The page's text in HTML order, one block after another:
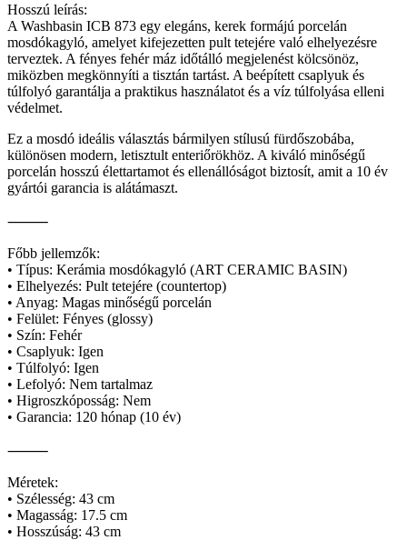
Hosszú leírás:
A Washbasin ICB 873 egy elegáns, kerek formájú porcelán
mosdókagyló, amelyet kifejezetten pult tetejére való elhelyezésre
terveztek. A fényes fehér máz időtálló megjelenést kölcsönöz,
miközben megkönnyíti a tisztán tartást. A beépített csaplyuk és
túlfolyó garantálja a praktikus használatot és a víz túlfolyása elleni
védelmet.
Ez a mosdó ideális választás bármilyen stílusú fürdőszobába,
különösen modern, letisztult enteriőrökhöz. A kiváló minőségű
porcelán hosszú élettartamot és ellenállóságot biztosít, amit a 10 év
gyártói garancia is alátámaszt.
⸻
Főbb jellemzők:
• Típus: Kerámia mosdókagyló (ART CERAMIC BASIN)
• Elhelyezés: Pult tetejére (countertop)
• Anyag: Magas minőségű porcelán
• Felület: Fényes (glossy)
• Szín: Fehér
• Csaplyuk: Igen
• Túlfolyó: Igen
• Lefolyó: Nem tartalmaz
• Higroszkóposság: Nem
• Garancia: 120 hónap (10 év)
⸻
Méretek:
• Szélesség: 43 cm
• Magasság: 17.5 cm
• Hosszúság: 43 cm